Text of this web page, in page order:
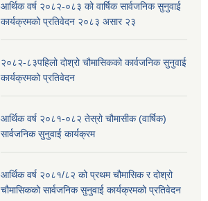
आर्थिक वर्ष २०८२-०८३ को वार्षिक सार्वजनिक सुनुवाई
कार्यक्रमको प्रतिवेदन २०८३ असार २३
२०८२-८३पहिलो दोश्रो चौमासिकको कार्वजनिक सुनुवाई
कार्यक्रमको प्रतिवेदन
आर्थिक वर्ष २०८१-०८२ तेस्रो चौमासीक (वार्षिक)
सार्वजनिक सुनुवाई कार्यक्रम
आर्थिक वर्ष २०८१/८२ को प्रथम चौमासिक र दोश्रो
चौमासिकको सार्वजनिक सुनुवाई कार्यक्रमको प्रतिवेदन